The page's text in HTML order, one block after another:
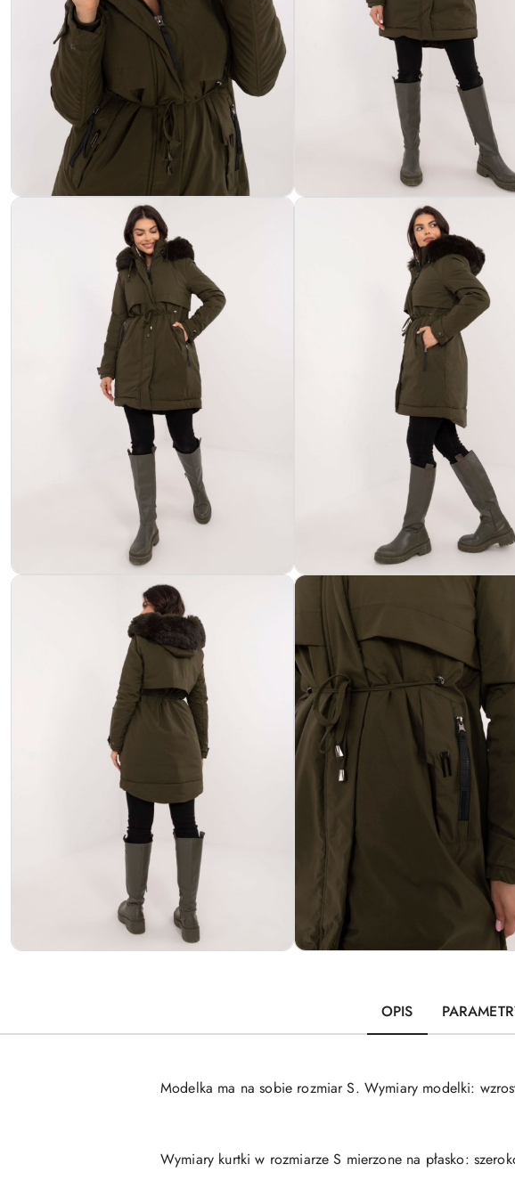
OPIS
Modelka ma na sobie rozmiar S. Wymiary modelki:
Wymiary kurtki w rozmiarze S mierzone na płasko: